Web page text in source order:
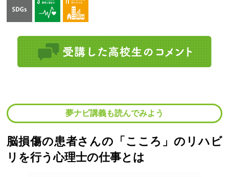
夢ナビ講義も読んでみよう
脳損傷の患者さんの「こころ」のリハビ
リを行う心理士の仕事とは